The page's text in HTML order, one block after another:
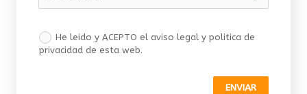
He leido y ACEPTO el aviso legal y politica de
privacidad de esta web.
ENVIAR